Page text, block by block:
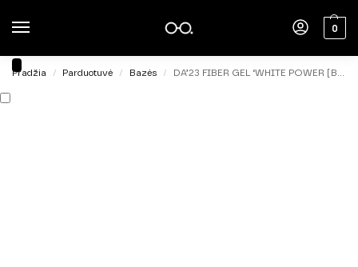
0
Pradžia / Parduotuvė / Bazės / DA’23 FIBER GEL ‘WHITE POWER [BILA MITS’] 30ml.